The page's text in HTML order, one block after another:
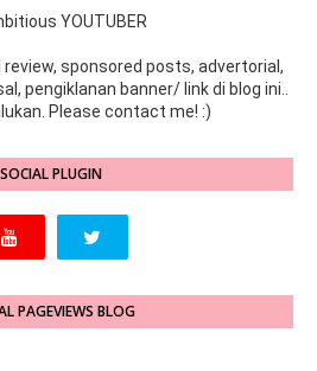
YOUTUBER
sponsored posts, advertorial,
pengiklanan banner/ link di blog ini..
Please contact me! :)
SOCIAL PLUGIN
PAGEVIEWS BLOG